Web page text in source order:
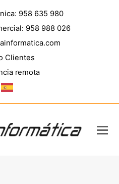
958 635 980
958 988 026
Clientes
remota